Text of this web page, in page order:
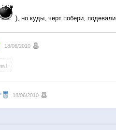
), но куды, черт побери,
18/06/2010
18/06/2010